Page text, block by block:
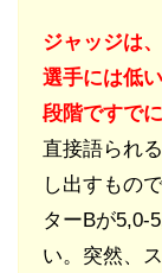
ジャッジは
選手には低
段階ですで
直接語られ
し出すもの
ターBが5,0-
い。突然、